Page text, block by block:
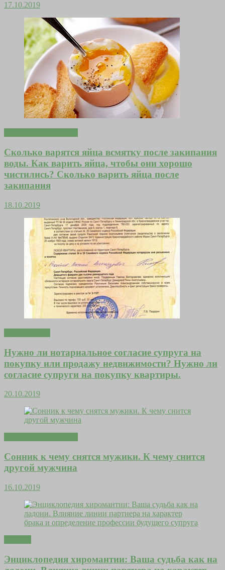
17.10.2019
Сколько варятся яйца всмятку после закипания
воды. Как варить яйца, чтобы они хорошо
чистились? Сколько варить яйца после
закипания
18.10.2019
Нужно ли нотариальное согласие супруга на
покупку или продажу недвижимости? Нужно ли
согласие супруги на покупку квартиры.
20.10.2019
Сонник к чему снятся мужики. К чему снится
другой мужчина
16.10.2019
Энциклопедия хиромантии: Ваша судьба как на